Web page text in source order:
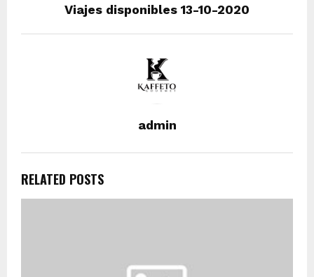
Viajes disponibles 13-10-2020
admin
RELATED POSTS